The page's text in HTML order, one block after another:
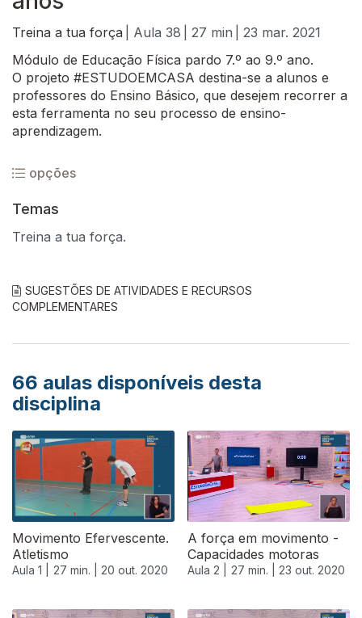
Treina a tua força | Aula 38 | 27 min
| 23 mar. 2021
Módulo de Educação Física pardo 7.º ao 9.º ano.
O projeto #ESTUDOEMCASA destina-se a alunos e
professores do Ensino Básico, que desejem recorrer a
esta ferramenta no seu processo de ensino-
aprendizagem.
opções
Temas
Treina a tua força.
SUGESTÕES DE ATIVIDADES E RECURSOS
COMPLEMENTARES
66 aulas disponíveis desta
disciplina
Movimento Efervescente.
Atletismo
Aula 1 | 27 min. | 20 out. 2020
A força em movimento -
Capacidades motoras
Aula 2 | 27 min. | 23 out. 2020